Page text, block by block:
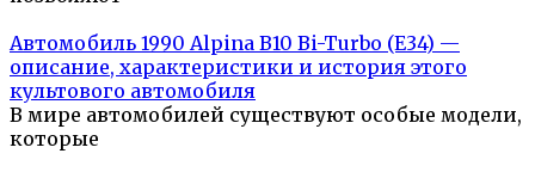
Автомобиль 1990 Alpina B10 Bi-Turbo (E34) —
описание, характеристики и история этого
культового автомобиля
В мире автомобилей существуют особые модели,
которые